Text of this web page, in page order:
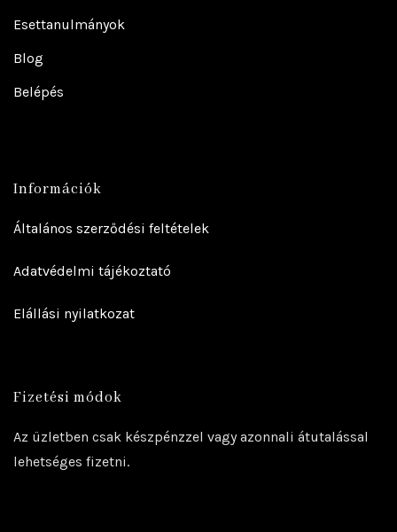
Esettanulmányok
Blog
Belépés
Információk
Általános szerződési feltételek
Adatvédelmi tájékoztató
Elállási nyilatkozat
Fizetési módok
Az üzletben csak készpénzzel vagy azonnali átutalással
lehetséges fizetni.